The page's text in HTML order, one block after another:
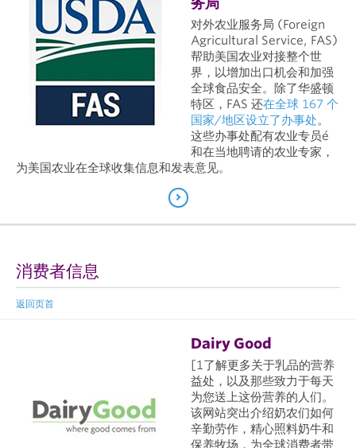
对外农业服务局 (Foreign
Agricultural Service, FAS)
帮助美国农业对接整个世
界，以增加出口机会和加强
全球食品安全。除了华盛顿
特区，FAS 还在全球 167 个
国家/地区设立了办事处。
这些办事处配有农业专员é
和在当地聘请的农业专家，
为美国农业在全球收集信息和发表意见。
消费者信息
返回页首
Dairy Good
[1了解更多关于乳品的营养
益处，以及那些致力于每天
为您送上这份营养的人们。
该网站突出介绍奶农们如何
辛勤劳作，精心照料奶牛和
保养牧场，为全球消费者带